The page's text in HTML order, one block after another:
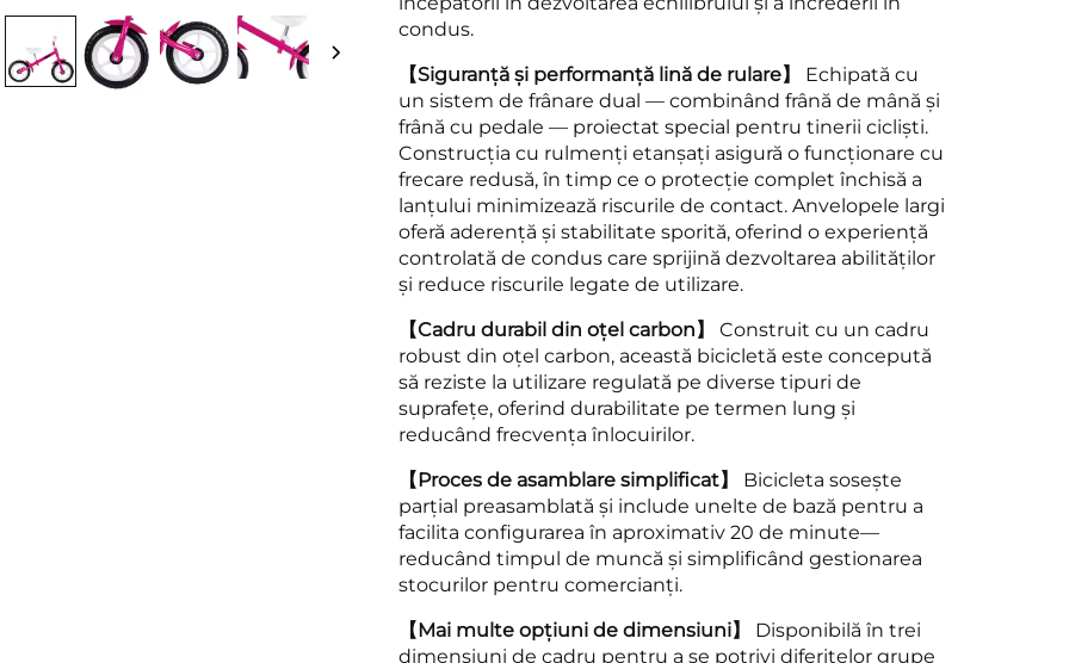
condus.
【Siguranță și performanță lină de rulare】 Echipată cu
un sistem de frânare dual — combinând frână de mână și
frână cu pedale — proiectat special pentru tinerii cicliști.
Construcția cu rulmenți etanșați asigură o funcționare cu
frecare redusă, în timp ce o protecție complet închisă a
lanțului minimizează riscurile de contact. Anvelopele largi
oferă aderență și stabilitate sporită, oferind o experiență
controlată de condus care sprijină dezvoltarea abilităților
și reduce riscurile legate de utilizare.
【Cadru durabil din oțel carbon】 Construit cu un cadru
robust din oțel carbon, această bicicletă este concepută
să reziste la utilizare regulată pe diverse tipuri de
suprafețe, oferind durabilitate pe termen lung și
reducând frecvența înlocuirilor.
【Proces de asamblare simplificat】 Bicicleta sosește
parțial preasamblată și include unelte de bază pentru a
facilita configurarea în aproximativ 20 de minute—
reducând timpul de muncă și simplificând gestionarea
stocurilor pentru comercianți.
【Mai multe opțiuni de dimensiuni】 Disponibilă în trei
dimensiuni de cadru pentru a se potrivi diferitelor grupe